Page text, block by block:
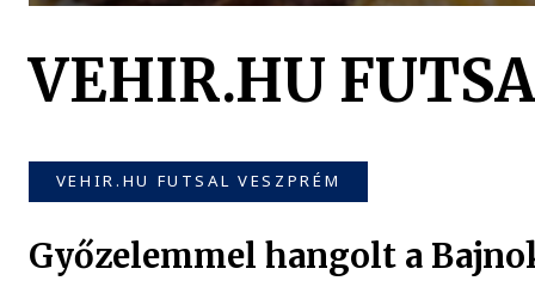
VEHIR.HU
VEHIR.HU FUTSAL VESZPRÉM
Győzelemmel hangolt a